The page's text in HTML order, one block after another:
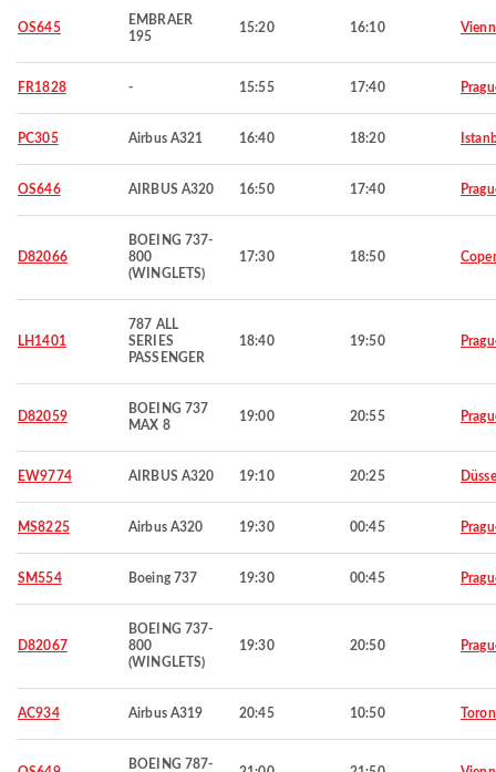
OS645
EMBRAER
195
15:20 16:10
FR1828 - 15:55 17:40
PC305 Airbus A321 16:40 18:20
OS646 AIRBUS A320 16:50 17:40
D82066
BOEING 737-
800
(WINGLETS)
17:30 18:50
LH1401
787 ALL
SERIES
PASSENGER
18:40 19:50
D82059
BOEING 737
MAX 8
19:00 20:55
EW9774 AIRBUS A320 19:10 20:25
MS8225 Airbus A320 19:30 00:45
SM554 Boeing 737 19:30 00:45
D82067
BOEING 737-
800
(WINGLETS)
19:30 20:50
AC934 Airbus A319 20:45 10:50
BOEING 787-